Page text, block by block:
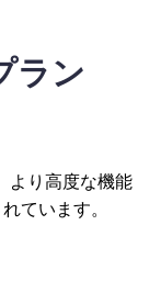
ラン
より高度な機能
ています。